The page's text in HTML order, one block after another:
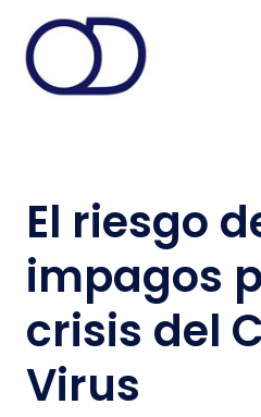
contenido
El riesgo
impagos
crisis del
Virus